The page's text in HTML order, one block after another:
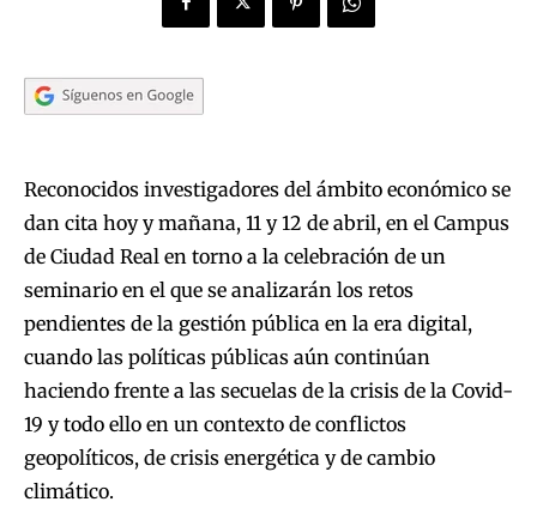
Reconocidos investigadores del ámbito económico se
dan cita hoy y mañana, 11 y 12 de abril, en el Campus
de Ciudad Real en torno a la celebración de un
seminario en el que se analizarán los retos
pendientes de la gestión pública en la era digital,
cuando las políticas públicas aún continúan
haciendo frente a las secuelas de la crisis de la Covid-
19 y todo ello en un contexto de conflictos
geopolíticos, de crisis energética y de cambio
climático.